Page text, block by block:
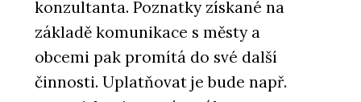
konzultanta. Poznatky získané na
základě komunikace s městy a
obcemi pak promítá do své další
činnosti. Uplatňovat je bude např.